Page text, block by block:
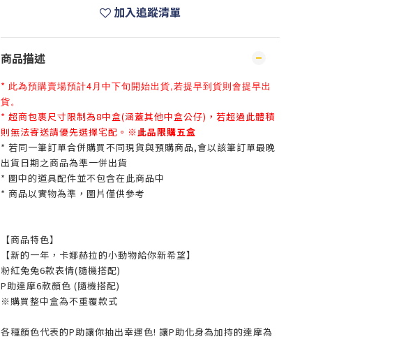
加入追蹤清單
商品描述
* 此為預購賣場預計4月中下旬開始出貨,若提早到貨則會提早出
貨。
* 超商包裹尺寸限制為8中盒(涵蓋其他中盒公仔)，若超過此體積
則無法寄送請優先選擇宅配。 ※此品限購五盒
* 若同一筆訂單合併購買不同現貨與預購商品,會以該筆訂單最晚
出貨日期之商品為準一併出貨
* 圖中的道具配件並不包含在此商品中
* 商品以實物為準，圖片僅供參考
【商品特色】
【新的一年，卡娜赫拉的小動物給你新希望】
粉紅兔兔6款表情(隨機搭配)
P助達摩6款顏色 (隨機搭配)
※購買整中盒為不重覆款式
各種顏色代表的P助讓你抽出幸運色! 讓P助化身為加持的達摩為